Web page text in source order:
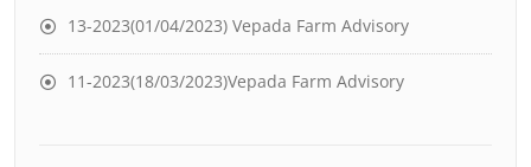
13-2023(01/04/2023) Vepada Farm Advisory
11-2023(18/03/2023)Vepada Farm Advisory